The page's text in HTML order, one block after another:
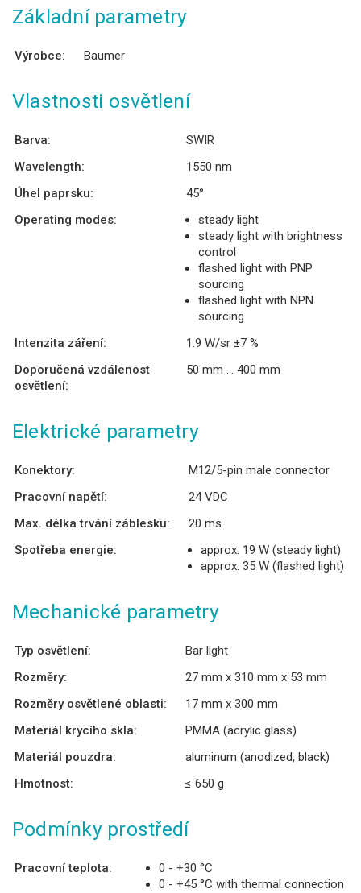
Základní parametry
Výrobce: Baumer
Vlastnosti osvětlení
Barva:
SWIR
Wavelength:
1550 nm
Úhel paprsku:
45°
Operating modes:
steady light
steady light with brightness
control
flashed light with PNP
sourcing
flashed light with NPN
sourcing
Intenzita záření:
1.9 W/sr ±7 %
Doporučená vzdálenost
osvětlení:
50 mm ... 400 mm
Elektrické parametry
Konektory:
M12/5-pin male connector
Pracovní napětí:
24 VDC
Max. délka trvání záblesku:
20 ms
Spotřeba energie:
approx. 19 W (steady light)
approx. 35 W (flashed light)
Mechanické parametry
Typ osvětlení:
Bar light
Rozměry:
27 mm x 310 mm x 53 mm
Rozměry osvětlené oblasti:
17 mm x 300 mm
Materiál krycího skla:
PMMA (acrylic glass)
Materiál pouzdra:
aluminum (anodized, black)
Hmotnost:
≤ 650 g
Podmínky prostředí
Pracovní teplota:
0 - +30 °C
0 - +45 °C with thermal connection